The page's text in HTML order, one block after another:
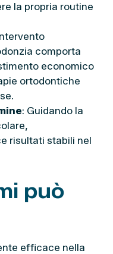
la propria routine
comporta
economico
ortodontiche
: Guidando la
risultati stabili nel
può
efficace nella